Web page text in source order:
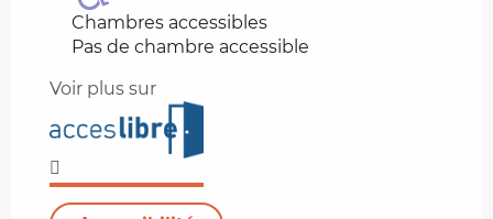
Chambres accessibles
Pas de chambre accessible
Voir plus sur